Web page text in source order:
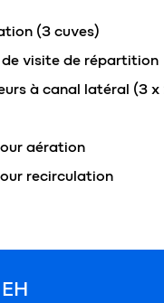
(3 cuves)
de visite de répartition
à canal latéral (3
aération
recirculation